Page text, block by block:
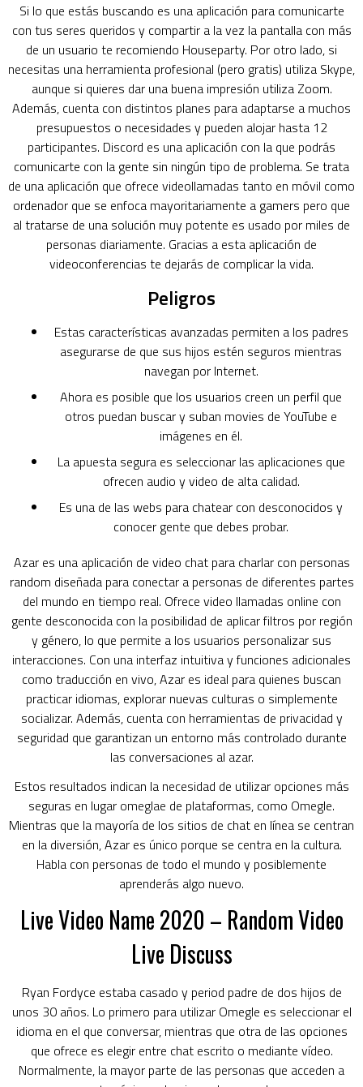
Si lo que estás buscando es una aplicación para comunicarte
con tus seres queridos y compartir a la vez la pantalla con más
de un usuario te recomiendo Houseparty. Por otro lado, si
necesitas una herramienta profesional (pero gratis) utiliza Skype,
aunque si quieres dar una buena impresión utiliza Zoom.
Además, cuenta con distintos planes para adaptarse a muchos
presupuestos o necesidades y pueden alojar hasta 12
participantes. Discord es una aplicación con la que podrás
comunicarte con la gente sin ningún tipo de problema. Se trata
de una aplicación que ofrece videollamadas tanto en móvil como
ordenador que se enfoca mayoritariamente a gamers pero que
al tratarse de una solución muy potente es usado por miles de
personas diariamente. Gracias a esta aplicación de
videoconferencias te dejarás de complicar la vida.
Peligros
Estas características avanzadas permiten a los padres
asegurarse de que sus hijos estén seguros mientras
navegan por Internet.
Ahora es posible que los usuarios creen un perfil que
otros puedan buscar y suban movies de YouTube e
imágenes en él.
La apuesta segura es seleccionar las aplicaciones que
ofrecen audio y video de alta calidad.
Es una de las webs para chatear con desconocidos y
conocer gente que debes probar.
Azar es una aplicación de video chat para charlar con personas
random diseñada para conectar a personas de diferentes partes
del mundo en tiempo real. Ofrece video llamadas online con
gente desconocida con la posibilidad de aplicar filtros por región
y género, lo que permite a los usuarios personalizar sus
interacciones. Con una interfaz intuitiva y funciones adicionales
como traducción en vivo, Azar es ideal para quienes buscan
practicar idiomas, explorar nuevas culturas o simplemente
socializar. Además, cuenta con herramientas de privacidad y
seguridad que garantizan un entorno más controlado durante
las conversaciones al azar.
Estos resultados indican la necesidad de utilizar opciones más
seguras en lugar omeglae de plataformas, como Omegle.
Mientras que la mayoría de los sitios de chat en línea se centran
en la diversión, Azar es único porque se centra en la cultura.
Habla con personas de todo el mundo y posiblemente
aprenderás algo nuevo.
Live Video Name 2020 – Random Video
Live Discuss
Ryan Fordyce estaba casado y period padre de dos hijos de
unos 30 años. Lo primero para utilizar Omegle es seleccionar el
idioma en el que conversar, mientras que otra de las opciones
que ofrece es elegir entre chat escrito o mediante vídeo.
Normalmente, la mayor parte de las personas que acceden a